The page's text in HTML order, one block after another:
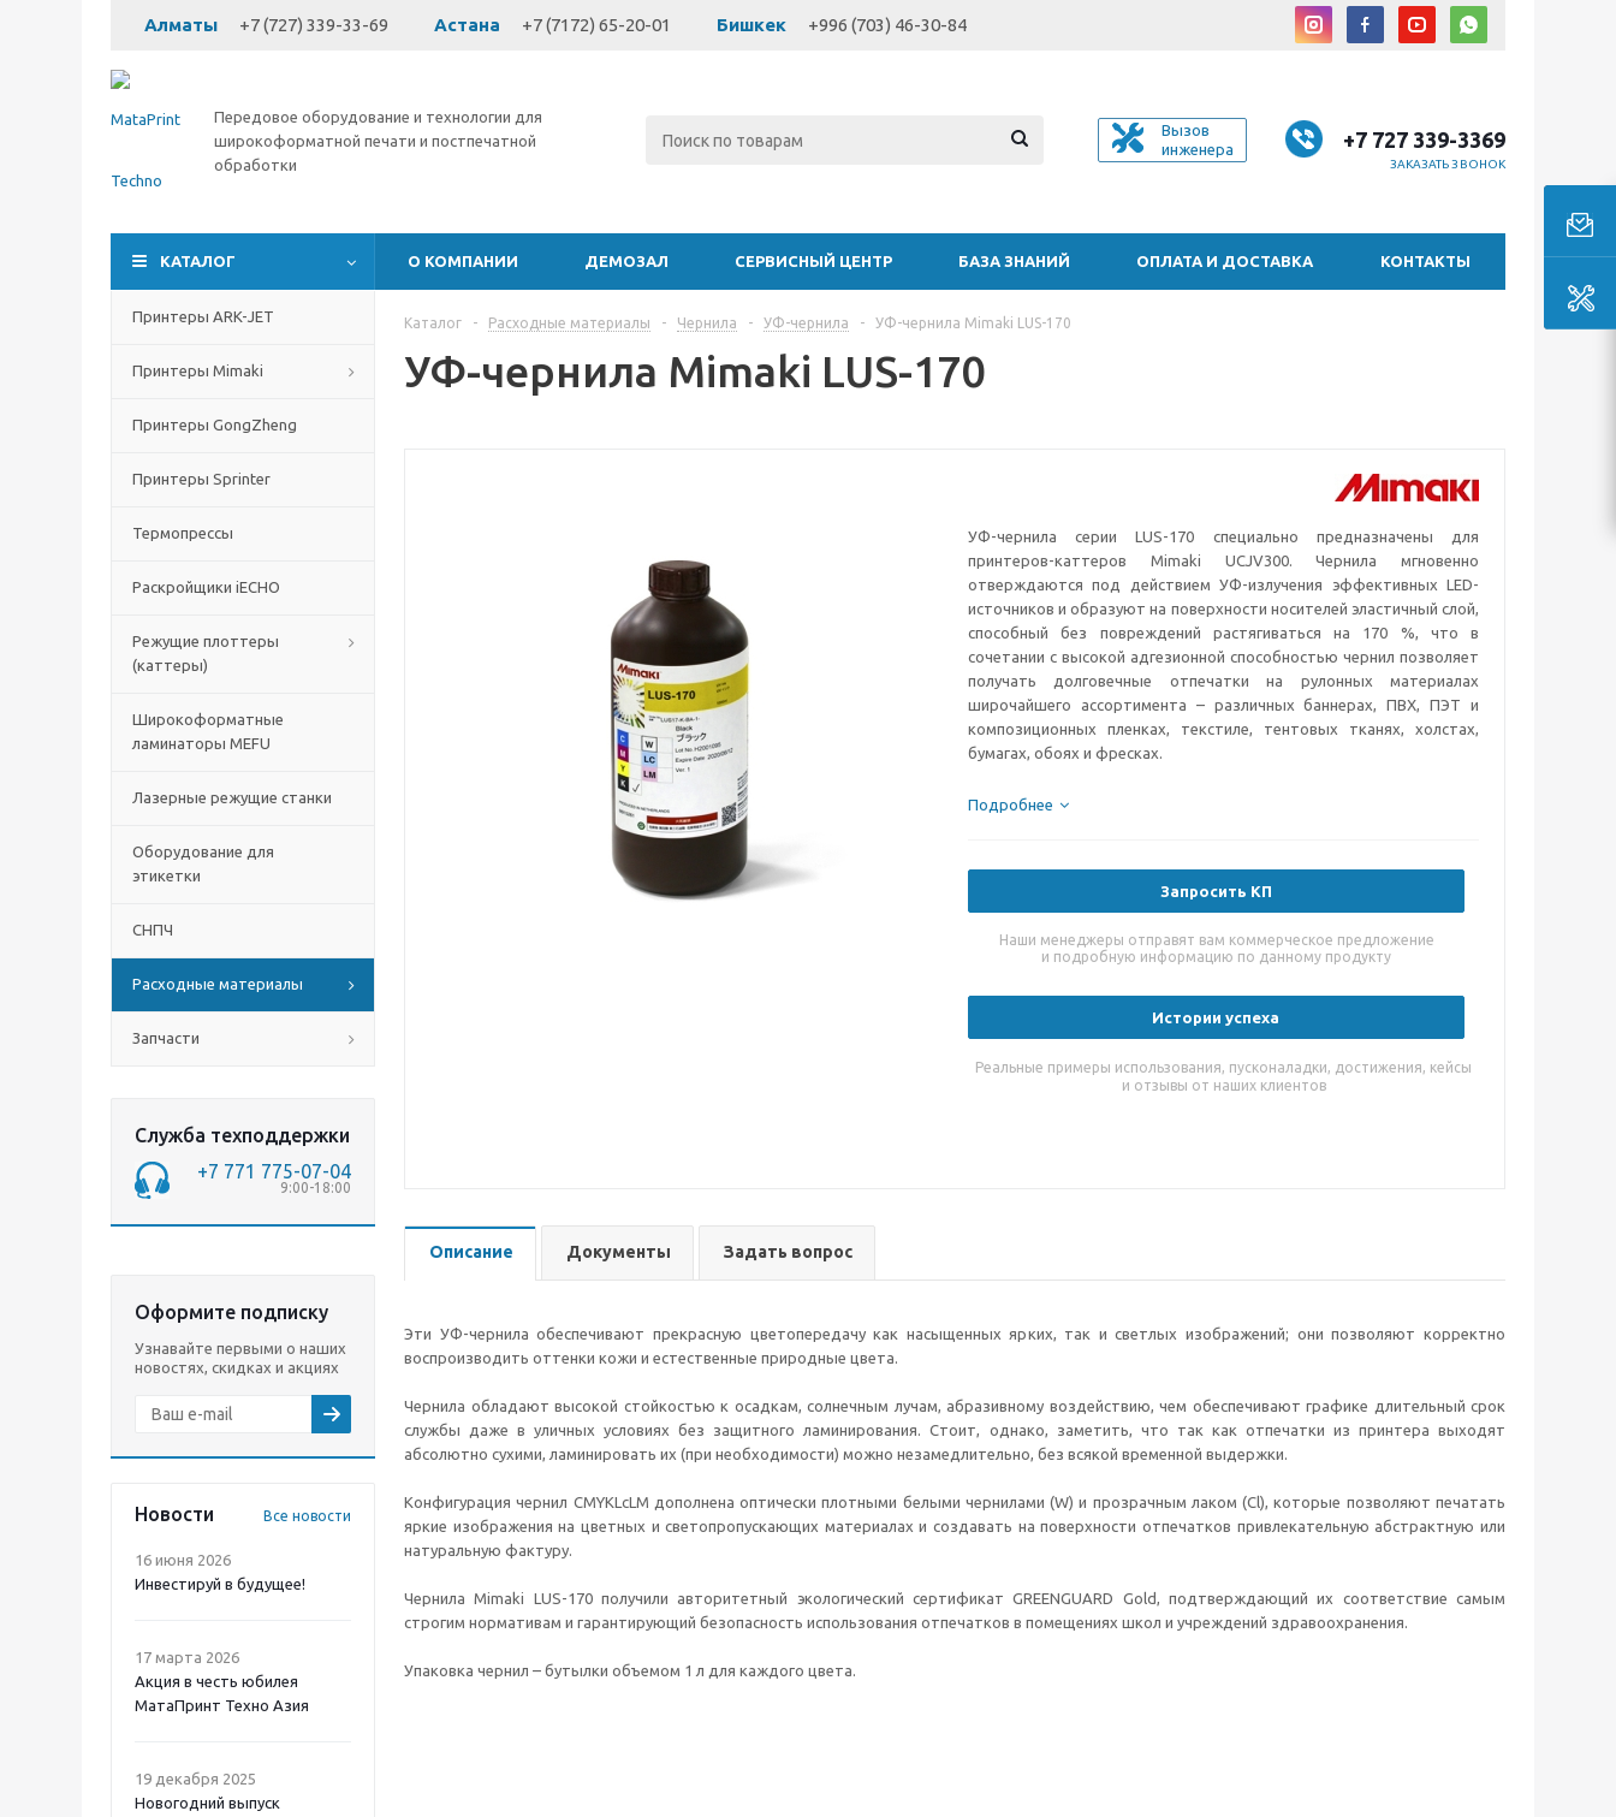
Алматы +7 (727) 339-33-69 Астана +7 (7172) 65-20-01 Бишкек +996 (703) 46-30-84
Передовое оборудование и технологии для
широкоформатной печати и постпечатной
обработки
Вызов
инженера
+7 727 339-3369
ЗАКАЗАТЬ ЗВОНОК
КАТАЛОГ О КОМПАНИИ ДЕМОЗАЛ СЕРВИСНЫЙ ЦЕНТР БАЗА ЗНАНИЙ ОПЛАТА И ДОСТАВКА КОНТАКТЫ
Принтеры ARK-JET
Принтеры Mimaki
Принтеры GongZheng
Принтеры Sprinter
Термопрессы
Раскройщики iECHO
Режущие плоттеры
(каттеры)
Широкоформатные
ламинаторы MEFU
Лазерные режущие станки
Оборудование для
этикетки
СНПЧ
Расходные материалы
Запчасти
Служба техподдержки
+7 771 775-07-04
9:00-18:00
Оформите подписку
Узнавайте первыми о наших
новостях, скидках и акциях
Новости Все новости
16 июня 2026
Инвестируй в будущее!
17 марта 2026
Акция в честь юбилея
МатаПринт Техно Азия
19 декабря 2025
Новогодний выпуск
Каталог - Расходные материалы - Чернила - УФ-чернила - УФ-чернила Mimaki LUS-170
УФ-чернила Mimaki LUS-170
УФ-чернила серии LUS-170 специально предназначены для
принтеров-каттеров Mimaki UCJV300. Чернила мгновенно
отверждаются под действием УФ-излучения эффективных LED-
источников и образуют на поверхности носителей эластичный слой,
способный без повреждений растягиваться на 170 %, что в
сочетании с высокой адгезионной способностью чернил позволяет
получать долговечные отпечатки на рулонных материалах
широчайшего ассортимента – различных баннерах, ПВХ, ПЭТ и
композиционных пленках, текстиле, тентовых тканях, холстах,
бумагах, обоях и фресках.
Подробнее
Запросить КП
Наши менеджеры отправят вам коммерческое предложение
и подробную информацию по данному продукту
Истории успеха
Реальные примеры использования, пусконаладки, достижения, кейсы
и отзывы от наших клиентов
Описание Документы Задать вопрос
Эти УФ-чернила обеспечивают прекрасную цветопередачу как насыщенных ярких, так и светлых изображений; они позволяют корректно
воспроизводить оттенки кожи и естественные природные цвета.
Чернила обладают высокой стойкостью к осадкам, солнечным лучам, абразивному воздействию, чем обеспечивают графике длительный срок
службы даже в уличных условиях без защитного ламинирования. Стоит, однако, заметить, что так как отпечатки из принтера выходят
абсолютно сухими, ламинировать их (при необходимости) можно незамедлительно, без всякой временной выдержки.
Конфигурация чернил CMYKLcLM дополнена оптически плотными белыми чернилами (W) и прозрачным лаком (Cl), которые позволяют печатать
яркие изображения на цветных и светопропускающих материалах и создавать на поверхности отпечатков привлекательную абстрактную или
натуральную фактуру.
Чернила Mimaki LUS-170 получили авторитетный экологический сертификат GREENGUARD Gold, подтверждающий их соответствие самым
строгим нормативам и гарантирующий безопасность использования отпечатков в помещениях школ и учреждений здравоохранения.
Упаковка чернил – бутылки объемом 1 л для каждого цвета.